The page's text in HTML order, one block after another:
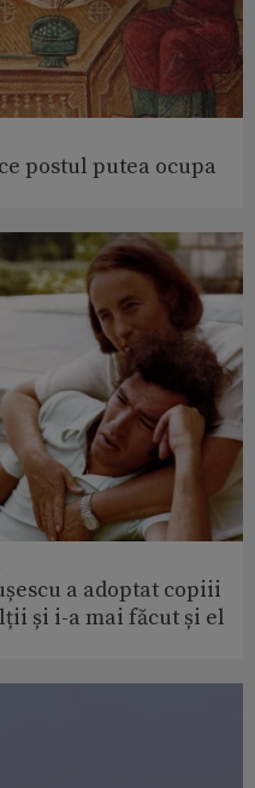
postul putea ocupa
a adoptat copiii
și i-a mai făcut și el